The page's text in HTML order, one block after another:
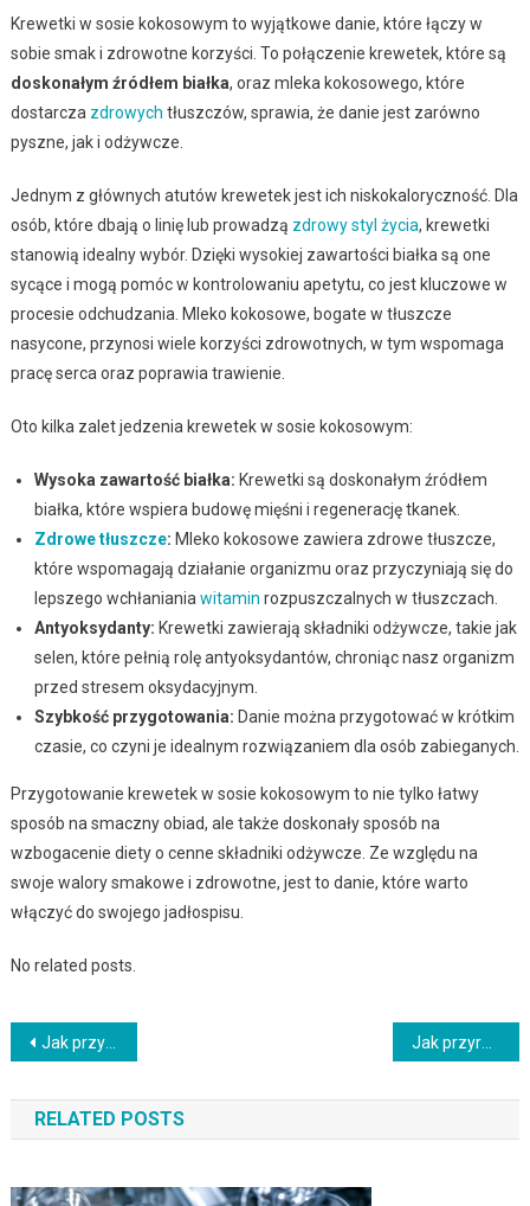
Krewetki w sosie kokosowym to wyjątkowe danie, które łączy w
sobie smak i zdrowotne korzyści. To połączenie krewetek, które są
doskonałym źródłem białka, oraz mleka kokosowego, które
dostarcza zdrowych tłuszczów, sprawia, że danie jest zarówno
pyszne, jak i odżywcze.
Jednym z głównych atutów krewetek jest ich niskokaloryczność. Dla
osób, które dbają o linię lub prowadzą zdrowy styl życia, krewetki
stanowią idealny wybór. Dzięki wysokiej zawartości białka są one
sycące i mogą pomóc w kontrolowaniu apetytu, co jest kluczowe w
procesie odchudzania. Mleko kokosowe, bogate w tłuszcze
nasycone, przynosi wiele korzyści zdrowotnych, w tym wspomaga
pracę serca oraz poprawia trawienie.
Oto kilka zalet jedzenia krewetek w sosie kokosowym:
Wysoka zawartość białka: Krewetki są doskonałym źródłem
białka, które wspiera budowę mięśni i regenerację tkanek.
Zdrowe tłuszcze: Mleko kokosowe zawiera zdrowe tłuszcze,
które wspomagają działanie organizmu oraz przyczyniają się do
lepszego wchłaniania witamin rozpuszczalnych w tłuszczach.
Antyoksydanty: Krewetki zawierają składniki odżywcze, takie jak
selen, które pełnią rolę antyoksydantów, chroniąc nasz organizm
przed stresem oksydacyjnym.
Szybkość przygotowania: Danie można przygotować w krótkim
czasie, co czyni je idealnym rozwiązaniem dla osób zabieganych.
Przygotowanie krewetek w sosie kokosowym to nie tylko łatwy
sposób na smaczny obiad, ale także doskonały sposób na
wzbogacenie diety o cenne składniki odżywcze. Ze względu na
swoje walory smakowe i zdrowotne, jest to danie, które warto
włączyć do swojego jadłospisu.
No related posts.
Nawigacja
wpisu
Jak przygotować idealny obiad dla całej rodziny? Jak przyrządzić wyjątkowe dania z kuchni azjatyckiej – curry, pho i inne
RELATED POSTS